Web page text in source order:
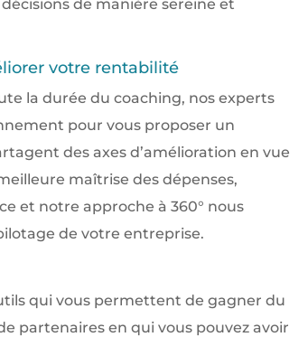
de manière sereine et
votre rentabilité
la durée du coaching, nos experts
pour vous proposer un
des axes d’amélioration en vue
maîtrise des dépenses,
et notre approche à 360° nous
de votre entreprise.
qui vous permettent de gagner du
partenaires en qui vous pouvez avoir